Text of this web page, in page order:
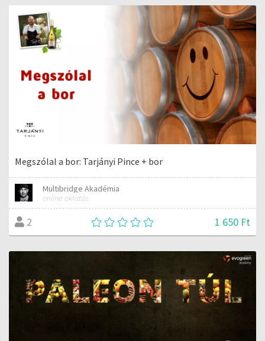
Megszólal a bor: Tarjányi Pince + bor
Multibridge Akadémia
online oktatás
2 1 650 Ft